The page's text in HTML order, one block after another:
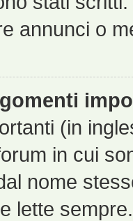
annunci o
(in
in cui
nome
lette